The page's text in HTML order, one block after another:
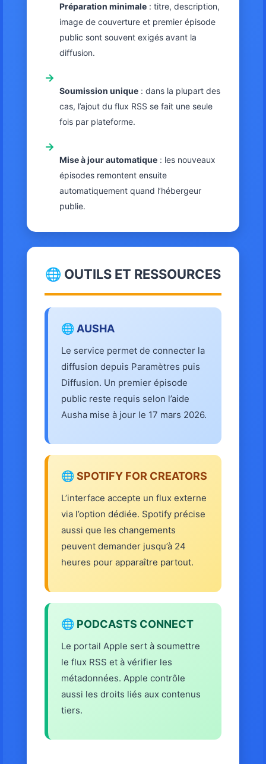
Préparation minimale : titre, description,
image de couverture et premier épisode
public sont souvent exigés avant la
diffusion.
→
Soumission unique : dans la plupart des
cas, l’ajout du flux RSS se fait une seule
fois par plateforme.
→
Mise à jour automatique : les nouveaux
épisodes remontent ensuite
automatiquement quand l’hébergeur
publie.
🌐 OUTILS ET RESSOURCES
🌐 AUSHA
Le service permet de connecter la
diffusion depuis Paramètres puis
Diffusion. Un premier épisode
public reste requis selon l’aide
Ausha mise à jour le 17 mars 2026.
🌐 SPOTIFY FOR CREATORS
L’interface accepte un flux externe
via l’option dédiée. Spotify précise
aussi que les changements
peuvent demander jusqu’à 24
heures pour apparaître partout.
🌐 PODCASTS CONNECT
Le portail Apple sert à soumettre
le flux RSS et à vérifier les
métadonnées. Apple contrôle
aussi les droits liés aux contenus
tiers.